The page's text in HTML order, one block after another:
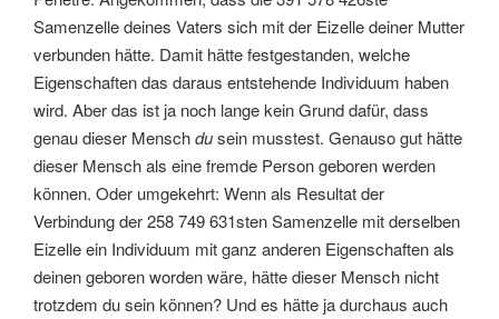
Samenzelle deines Vaters sich mit der Eizelle deiner Mutter
verbunden hätte. Damit hätte festgestanden, welche
Eigenschaften das daraus entstehende Individuum haben
wird. Aber das ist ja noch lange kein Grund dafür, dass
genau dieser Menschdusein musstest. Genauso gut hätte
dieser Mensch als eine fremde Person geboren werden
können. Oder umgekehrt: Wenn als Resultat der
Verbindung der 258 749 631sten Samenzelle mit derselben
Eizelle ein Individuum mit ganz anderen Eigenschaften als
deinen geboren worden wäre, hätte dieser Mensch nicht
trotzdem du sein können? Und es hätte ja durchaus auch